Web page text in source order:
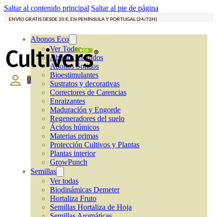
Saltar al contenido principal Saltar al pie de página
ENVÍO GRATIS DESDE 20 €, EN PENÍNSULA Y PORTUGAL (24/72H)
Abonos Eco
Ver Todos
Abonos Líquidos
Abonos Solidos
Bioestimulantes
Sustratos y decorativas
Correctores de Carencias
Enraizantes
Maduración y Engorde
Regeneradores del suelo
Ácidos húmicos
Materias primas
Protección Cultivos y Plantas
Plantas interior
GrowPunch
Semillas
Ver todas
Biodinámicas Demeter
Hortaliza Fruto
Semillas Hortaliza de Hoja
0